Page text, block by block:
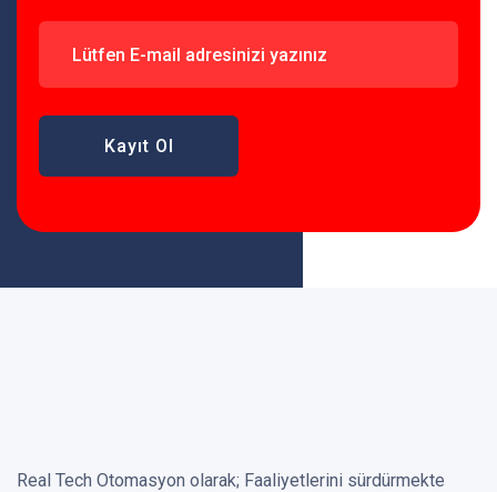
Kayıt Ol
Real Tech Otomasyon olarak; Faaliyetlerini sürdürmekte